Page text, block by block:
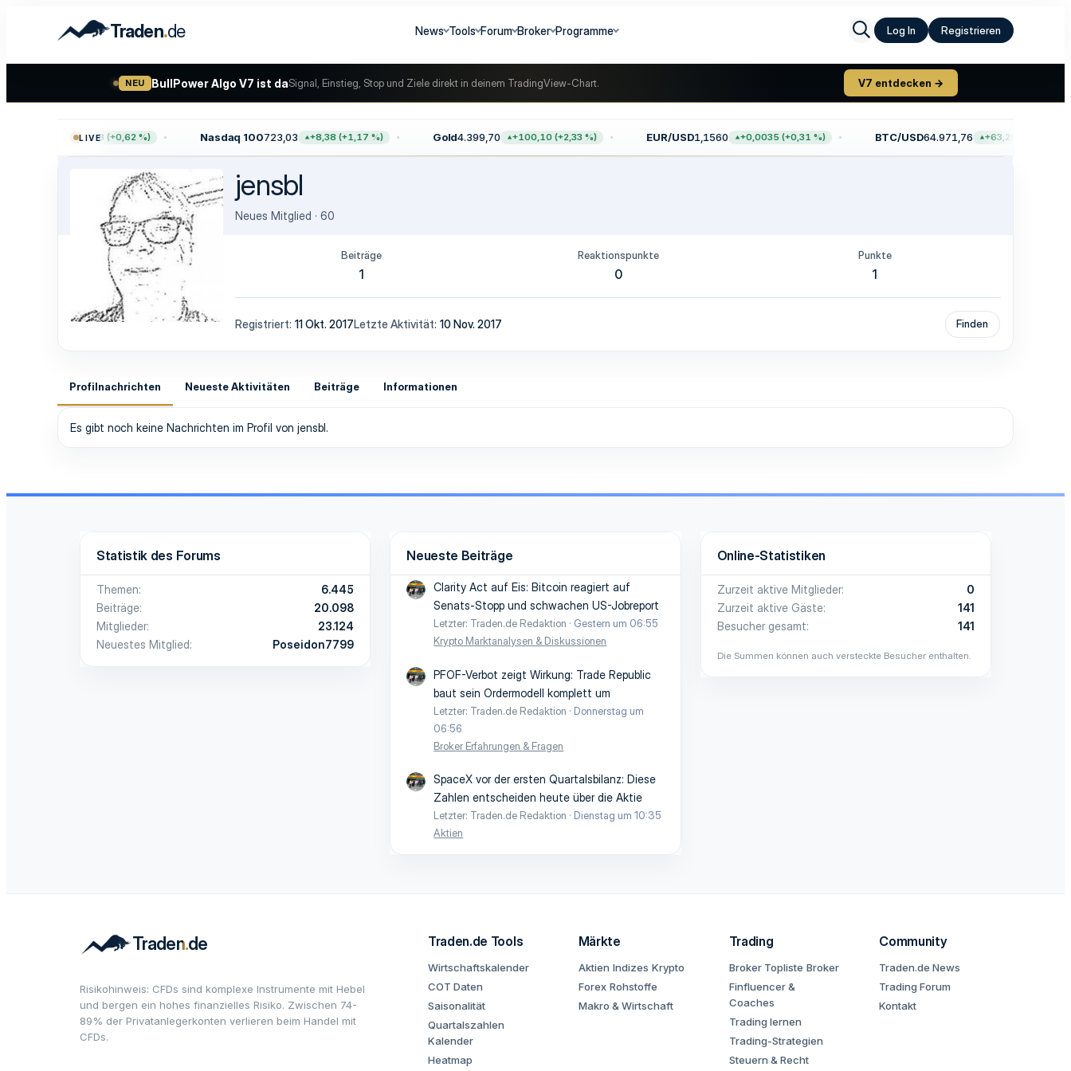
Traden.de News Tools Forum Broker Programme Log In Registrieren
NEU BullPower Algo V7 ist daSignal, Einstieg, Stop und Ziele direkt in deinem TradingView-Chart. V7 entdecken →
LIVE
+47,68 (+0,62 %) Nasdaq 100723,03 +8,38 (+1,17 %) Gold4.399,70 +100,10 (+2,33 %) EUR/USD1,1560 +0,0035 (+0,31 %) BTC/USD64.971,76 +63,28 (+0,10 %)
jensbl
Neues Mitglied · 60
Beiträge
1
Reaktionspunkte
0
Punkte
1
Registriert 11 Okt. 2017Letzte Aktivität 10 Nov. 2017 Finden
Profilnachrichten Neueste Aktivitäten Beiträge Informationen
Es gibt noch keine Nachrichten im Profil von jensbl.
Statistik des Forums
Themen
6.445
Beiträge
20.098
Mitglieder
23.124
Neuestes Mitglied
Poseidon7799
Neueste Beiträge
Clarity Act auf Eis: Bitcoin reagiert auf
Senats-Stopp und schwachen US-Jobreport
Letzter: Traden.de Redaktion
Gestern um 06:55
Krypto Marktanalysen & Diskussionen
PFOF-Verbot zeigt Wirkung: Trade Republic
baut sein Ordermodell komplett um
Letzter: Traden.de Redaktion
Donnerstag um
06:56
Broker Erfahrungen & Fragen
SpaceX vor der ersten Quartalsbilanz: Diese
Zahlen entscheiden heute über die Aktie
Letzter: Traden.de Redaktion
Dienstag um 10:35
Aktien
Online-Statistiken
Zurzeit aktive Mitglieder
0
Zurzeit aktive Gäste
141
Besucher gesamt
141
Die Summen können auch versteckte Besucher enthalten.
Risikohinweis: CFDs sind komplexe Instrumente mit Hebel
und bergen ein hohes finanzielles Risiko. Zwischen 74-
89% der Privatanlegerkonten verlieren beim Handel mit
CFDs.
Traden.de Tools
Wirtschaftskalender
COT Daten
Saisonalität
Quartalszahlen
Kalender
Heatmap
Märkte
Aktien Indizes Krypto
Forex Rohstoffe
Makro & Wirtschaft
Trading
Broker Topliste Broker
Finfluencer &
Coaches
Trading lernen
Trading-Strategien
Steuern & Recht
Community
Traden.de News
Trading Forum
Kontakt